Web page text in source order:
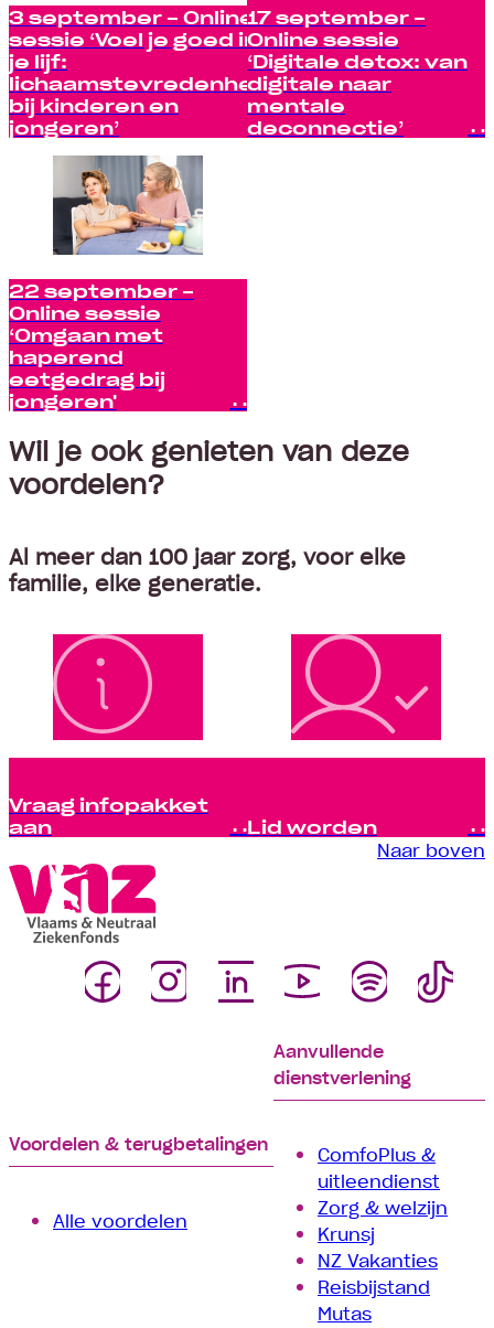
3 september - Online
sessie ‘Voel je goed in
je lijf:
lichaamstevredenheid
bij kinderen en
jongeren’
17 september -
Online sessie
‘Digitale detox: van
digitale naar
mentale
deconnectie’
22 september -
Online sessie
‘Omgaan met
haperend
eetgedrag bij
jongeren'
Wil je ook genieten van deze
voordelen?
Al meer dan 100 jaar zorg, voor elke
familie, elke generatie.
Vraag infopakket
aan Lid worden
Naar boven
Voordelen & terugbetalingen
Alle voordelen
Aanvullende
dienstverlening
ComfoPlus &
uitleendienst
Zorg & welzijn
Krunsj
NZ Vakanties
Reisbijstand
Mutas